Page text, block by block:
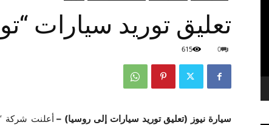
تعليق توريد سيارات
0
615
سيارة نيوز (تعليق توريد سيارات إلى روسيا) –أعلنت شركة